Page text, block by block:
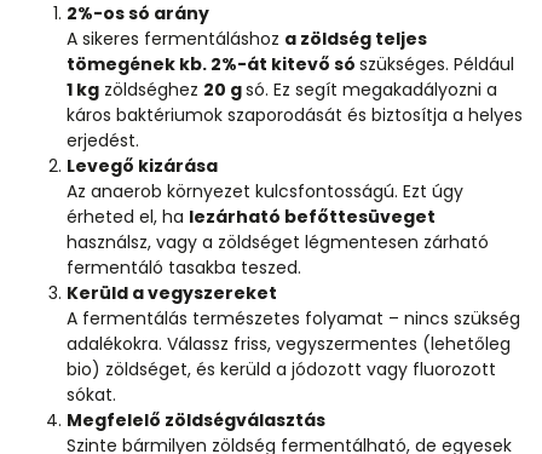
2%-os só arány
A sikeres fermentáláshoz a zöldség teljes
tömegének kb. 2%-át kitevő só szükséges. Például
1 kg zöldséghez 20 gsó. Ez segít megakadályozni a
káros baktériumok szaporodását és biztosítja a helyes
erjedést.
Levegő kizárása
Az anaerob környezet kulcsfontosságú. Ezt úgy
érheted el, ha lezárható befőttesüveget
használsz, vagy a zöldséget légmentesen zárható
fermentáló tasakba teszed.
Kerüld a vegyszereket
A fermentálás természetes folyamat – nincs szükség
adalékokra. Válassz friss, vegyszermentes (lehetőleg
bio) zöldséget, és kerüld a jódozott vagy fluorozott
sókat.
Megfelelő zöldségválasztás
Szinte bármilyen zöldség fermentálható, de egyesek